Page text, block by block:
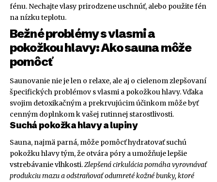
fénu. Nechajte vlasy prirodzene uschnúť, alebo použite fén
na nízku teplotu.
Bežné problémy s vlasmi a
pokožkou hlavy: Ako sauna môže
pomôcť
Saunovanie nie je len o relaxe, ale aj o cielenom zlepšovaní
špecifických problémov s vlasmi a pokožkou hlavy. Vďaka
svojim detoxikačným a prekrvujúcim účinkom môže byť
cenným doplnkom k vašej rutinnej starostlivosti.
Suchá pokožka hlavy a lupiny
Sauna, najmä parná, môže pomôcť hydratovať suchú
pokožku hlavy tým, že otvára póry a umožňuje lepšie
vstrebávanie vlhkosti.Zlepšená cirkulácia pomáha vyrovnávať
produkciu mazu a odstraňovať odumreté kožné bunky, ktoré